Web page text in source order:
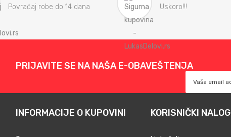
Povraćaj robe do 14 dana
Uskoro!!!
PRIJAVITE SE NA NAŠA E-OBAVEŠTENJA
INFORMACIJE O KUPOVINI KORISNIČKI NALOG